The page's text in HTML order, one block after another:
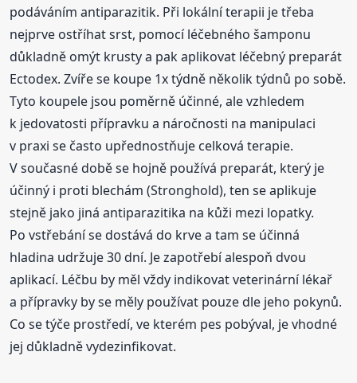
podáváním antiparazitik. Při lokální terapii je třeba
nejprve ostříhat srst, pomocí léčebného šamponu
důkladně omýt krusty a pak aplikovat léčebný preparát
Ectodex. Zvíře se koupe 1x týdně několik týdnů po sobě.
Tyto koupele jsou poměrně účinné, ale vzhledem
k jedovatosti přípravku a náročnosti na manipulaci
v praxi se často upřednostňuje celková terapie.
V současné době se hojně používá preparát, který je
účinný i proti blechám (Stronghold), ten se aplikuje
stejně jako jiná antiparazitika na kůži mezi lopatky.
Po vstřebání se dostává do krve a tam se účinná
hladina udržuje 30 dní. Je zapotřebí alespoň dvou
aplikací. Léčbu by měl vždy indikovat veterinární lékař
a přípravky by se měly používat pouze dle jeho pokynů.
Co se týče prostředí, ve kterém pes pobýval, je vhodné
jej důkladně vydezinfikovat.